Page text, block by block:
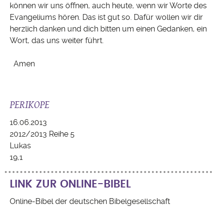
können wir uns öffnen, auch heute, wenn wir Worte des
Evangeliums hören. Das ist gut so. Dafür wollen wir dir
herzlich danken und dich bitten um einen Gedanken, ein
Wort, das uns weiter führt.
Amen
PERIKOPE
16.06.2013
2012/2013 Reihe 5
Lukas
19,1
LINK ZUR ONLINE-BIBEL
Online-Bibel der deutschen Bibelgesellschaft